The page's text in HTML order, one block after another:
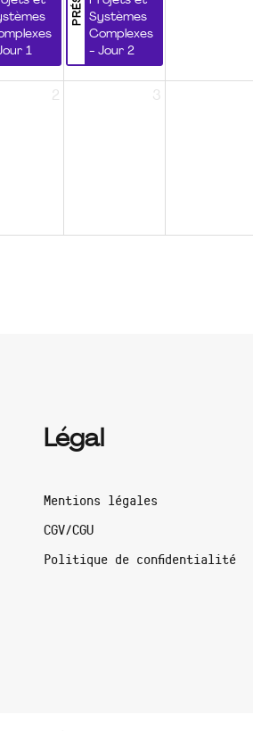
1
Systèmes
Complexes
- Jour 2
2 3
Légal
Mentions légales
CGV/CGU
Politique de confidentialité